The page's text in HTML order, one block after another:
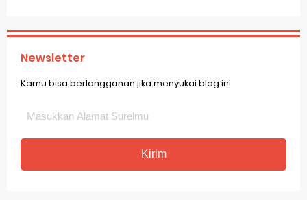
Newsletter
Kamu bisa berlangganan jika menyukai blog ini